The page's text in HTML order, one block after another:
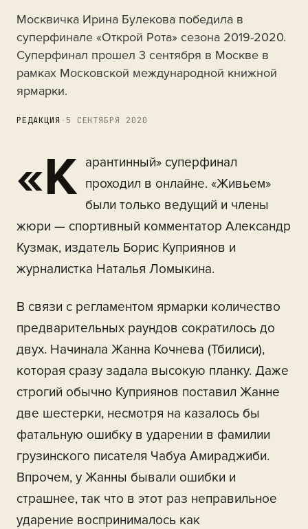
Москвичка Ирина Булекова победила в
суперфинале «Открой Рота» сезона 2019-2020.
Суперфинал прошел 3 сентября в Москве в
рамках Московской международной книжной
ярмарки.
РЕДАКЦИЯ · 5 СЕНТЯБРЯ 2020
«К арантинный» суперфинал
проходил в онлайне. «Живьем»
были только ведущий и члены
жюри — спортивный комментатор Александр
Кузмак, издатель Борис Куприянов и
журналистка Наталья Ломыкина.
В связи с регламентом ярмарки количество
предварительных раундов сократилось до
двух. Начинала Жанна Кочнева (Тбилиси),
которая сразу задала высокую планку. Даже
строгий обычно Куприянов поставил Жанне
две шестерки, несмотря на казалось бы
фатальную ошибку в ударении в фамилии
грузинского писателя Чабуа Амираджиби.
Впрочем, у Жанны бывали ошибки и
страшнее, так что в этот раз неправильное
ударение воспринималось как